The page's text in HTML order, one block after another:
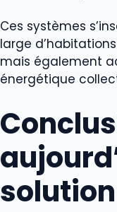
Ces systèmes
large
mais également
énergétique